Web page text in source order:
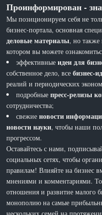
Проинформирован -
Мы позиционируем себя не
бизнес-портала, основная
деловые материалы, но также
котором вы можете
эффективныеидеи для
собственное дело, всебизнес-
реалий и периодических
подробныепресс-релизы
сотрудничества;
свежиеновости
новости науки, чтобы наши
прогрессом.
Оставайтесь с нами,
социальных сетях, чтобы
правилам! Влияйте на бизнес
мнениями и комментариями.
отношения и развитие малого
монополию на самые